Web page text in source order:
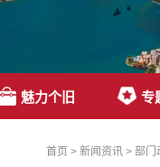
魅力个旧 专
首页 > 新闻资讯 > 部门